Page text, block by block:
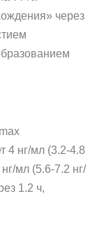
через
4 нг/мл (3.2-4.8
мл (5.6-7.2 нг/
1.2 ч,